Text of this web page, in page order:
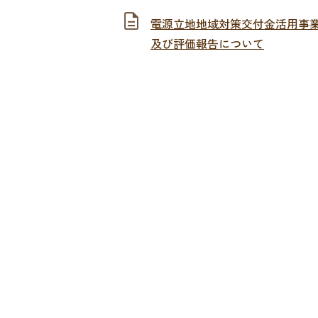
電源立地地域対策交付金活用事
及び評価報告について